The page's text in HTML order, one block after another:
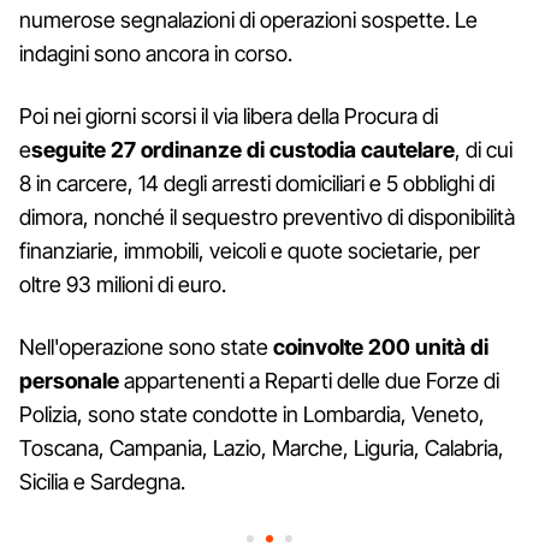
numerose segnalazioni di operazioni sospette. Le
indagini sono ancora in corso.
Poi nei giorni scorsi il via libera della Procura di
eseguite 27 ordinanze di custodia cautelare, di cui
8 in carcere, 14 degli arresti domiciliari e 5 obblighi di
dimora, nonché il sequestro preventivo di disponibilità
finanziarie, immobili, veicoli e quote societarie, per
oltre 93 milioni di euro.
Nell'operazione sono statecoinvolte 200 unità di
personaleappartenenti a Reparti delle due Forze di
Polizia, sono state condotte in Lombardia, Veneto,
Toscana, Campania, Lazio, Marche, Liguria, Calabria,
Sicilia e Sardegna.